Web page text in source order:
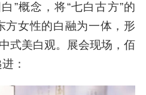
复肌肤白净透亮。
，水油恒融科技——肤感
零合成脂”配方，水相为
油相为100%植萃油，通